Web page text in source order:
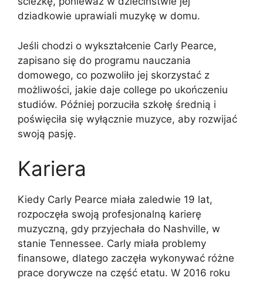
dziadkowie uprawiali muzykę w domu.
Jeśli chodzi o wykształcenie Carly Pearce,
zapisano się do programu nauczania
domowego, co pozwoliło jej skorzystać z
możliwości, jakie daje college po ukończeniu
studiów. Później porzuciła szkołę średnią i
poświęciła się wyłącznie muzyce, aby rozwijać
swoją pasję.
Kariera
Kiedy Carly Pearce miała zaledwie 19 lat,
rozpoczęła swoją profesjonalną karierę
muzyczną, gdy przyjechała do Nashville, w
stanie Tennessee. Carly miała problemy
finansowe, dlatego zaczęła wykonywać różne
prace dorywcze na część etatu. W 2016 roku